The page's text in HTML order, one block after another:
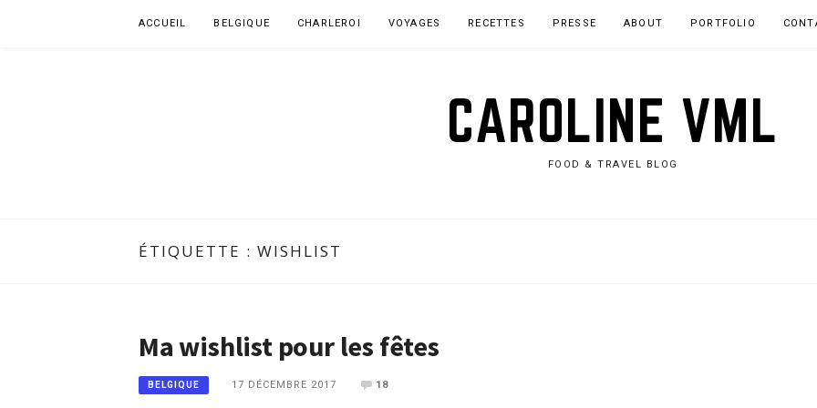
ACCUEIL BELGIQUE CHARLEROI VOYAGES RECETTES PRESSE ABOUT PORTFOLIO
CAROLINE VML
FOOD & TRAVEL BLOG
ÉTIQUETTE : WISHLIST
Ma wishlist pour les fêtes
BELGIQUE 17 DÉCEMBRE 2017 18